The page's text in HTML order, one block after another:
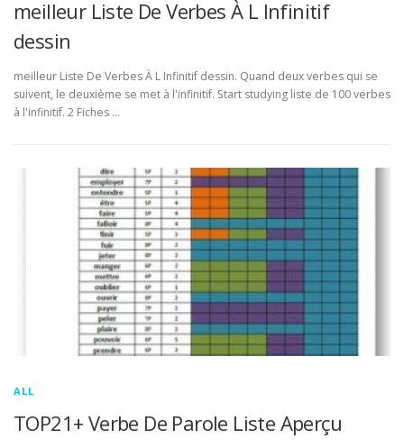
meilleur Liste De Verbes À L Infinitif
dessin
meilleur Liste De Verbes À L Infinitif dessin. Quand deux verbes qui se
suivent, le deuxième se met à l'infinitif. Start studying liste de 100 verbes
à l'infinitif. 2 Fiches …
ALL
TOP21+ Verbe De Parole Liste Aperçu